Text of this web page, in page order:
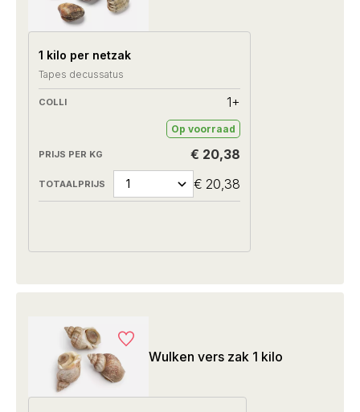
1 kilo per netzak
Tapes decussatus
1+
Op voorraad
€ 20,38
€ 20,38
Wulken vers zak 1 kilo